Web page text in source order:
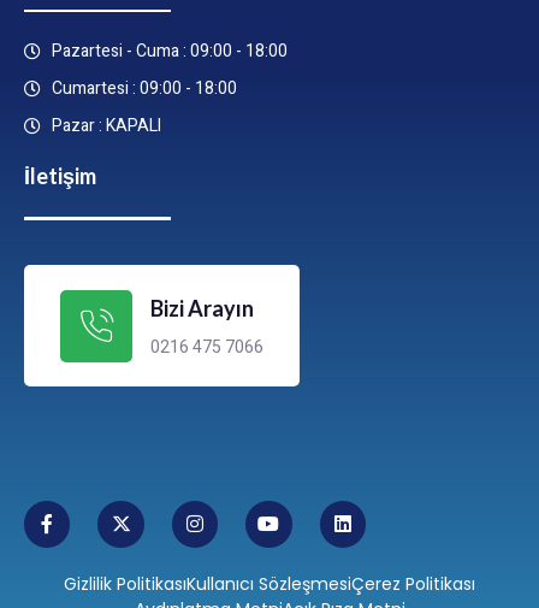
Pazartesi - Cuma : 09:00 - 18:00
Cumartesi : 09:00 - 18:00
Pazar : KAPALI
İletişim
Bizi Arayın
0216 475 7066
Gizlilik PolitikasıKullanıcı SözleşmesiÇerez Politikası